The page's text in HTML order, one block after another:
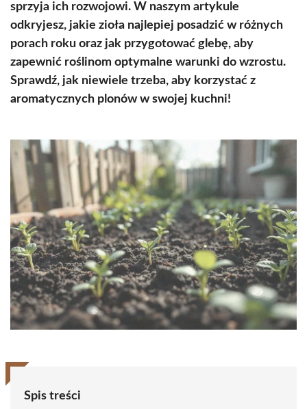
sprzyja ich rozwojowi. W naszym artykule
odkryjesz, jakie zioła najlepiej posadzić w różnych
porach roku oraz jak przygotować glebę, aby
zapewnić roślinom optymalne warunki do wzrostu.
Sprawdź, jak niewiele trzeba, aby korzystać z
aromatycznych plonów w swojej kuchni!
Spis treści